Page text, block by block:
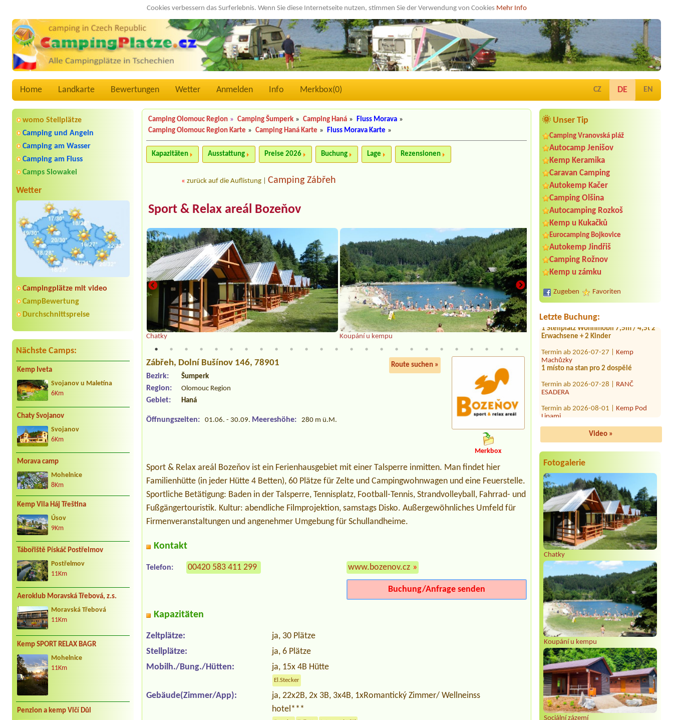
Cookies verbessern das Surferlebnis. Wenn Sie diese Internetseite nutzen, stimmen Sie der Verwendung von Cookies Mehr Info
Home Landkarte Bewertungen Wetter Anmelden Info Merkbox(0) CZ DE EN
womo Stellplätze
Camping und Angeln
Camping am Wasser
Camping am Fluss
Camps Slowakei
Wetter
Campingplätze mit video
CampBewertung
Durchschnittspreise
Nächste Camps:
Kemp Iveta
Svojanov u Maletína
6Km
Chaty Svojanov
Svojanov
6Km
Morava camp
Mohelnice
8Km
Kemp Vila Háj Třeština
Úsov
9Km
Tábořiště Pískáč Postřelmov
Postřelmov
11Km
Aeroklub Moravská Třebová, z.s.
Moravská Třebová
11Km
Kemp SPORT RELAX BAGR
Mohelnice
11Km
Penzion a kemp Vlčí Důl
🌞 Unser Tip
Camping Vranovská pláž
Autocamp Jenišov
Kemp Keramika
Caravan Camping
Autokemp Kačer
Camping Olšina
Autocamping Rozkoš
Kemp u Kukačků
Eurocamping Bojkovice
Autokemp Jindřiš
Camping Rožnov
Kemp u zámku
Zugeben Favoriten
Letzte Buchung:
Termin ab 2026-07-31 |
pláž - Holiday park
1x Auto mit Dachzelt
Termin ab 2026-07-26 |
karavan+přípojka+3 dospělí+1dítě
1 Stellplatz Wohnmobil 7,5m / 4,5t 2
Erwachsene + 2 Kinder
Termin ab 2026-07-27 |
1 místo na stan pro 2 dospělé
Termin ab 2026-07-28 |RANČ
Termin ab 2026-08-01 |
1 místo pro stan , dva dospělí a dítě 3
roky
Termin ab 2026-08-05 |
koupaliště Michal
1xkaravan+auto
Termin ab 2026-08-07 |
Vody"
2 místa, 4 dospelí, 3deti
Termin ab 2026-08-08 |Autokemp
Baška
1-2lpokoj a 1-3lpokoj apartmany
Termin ab 2026-08-02 |Kemp Knoflík
1 místo pro stan a 2 lidi a jeden pes
Video »
Fotogalerie
Chatky
Koupání u kempu
Sociální zázemí
Camping Olomouc Region » Camping Šumperk » Camping Haná » Fluss Morava »
Camping Olomouc Region Karte » Camping Haná Karte » Fluss Morava Karte »
Kapazitäten Ausstattung Preise 2026 Buchung Lage Rezensionen
«zurück auf die Auflistung |Camping Zábřeh
Sport & Relax areál Bozeňov
Chatky Koupání u kempu
Sociální zázemí
Zábřeh, Dolní Bušínov 146, 78901 Route suchen »
Bezirk: Šumperk
Region: Olomouc Region
Gebiet: Haná
Öffnungszeiten: 01.06. - 30.09. Meereshöhe: 280 m ü.M.
Merkbox
Sport & Relax areál Bozeňov ist ein Ferienhausgebiet mit einer Talsperre inmitten. Man findet hier
Familienhütte (in jeder Hütte 4 Betten), 60 Plätze für Zelte und Campingwohnwagen und eine Feuerstelle.
Sportliche Betätigung: Baden in der Talsperre, Tennisplatz, Football-Tennis, Strandvolleyball, Fahrrad- und
Fußgängertouristik. Kultur: abendliche Filmprojektion, samstags Disko. Außergewöhnliches Umfeld für
Firmenveranstaltungen und angenehmer Umgebung für Schullandheime.
Kontakt
Telefon: 00420 583 411 299 www.bozenov.cz »
Buchung/Anfrage senden
Kapazitäten
Zeltplätze:
ja, 30 Plätze
Stellplätze:
ja, 6 Plätze
Mobilh./Bung./Hütten:
ja, 15x 4B Hütte
El.Stecker
Gebäude(Zimmer/App):
ja, 22x2B, 2x 3B, 3x4B, 1xRomantický Zimmer/ Wellneinss
hotel***